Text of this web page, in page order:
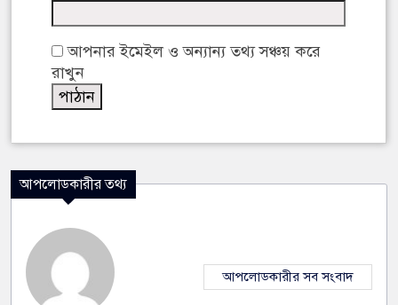
আপনার ইমেইল ও অন্যান্য তথ্য সঞ্চয় করে
রাখুন
আপলোডকারীর তথ্য
আপলোডকারীর সব সংবাদ